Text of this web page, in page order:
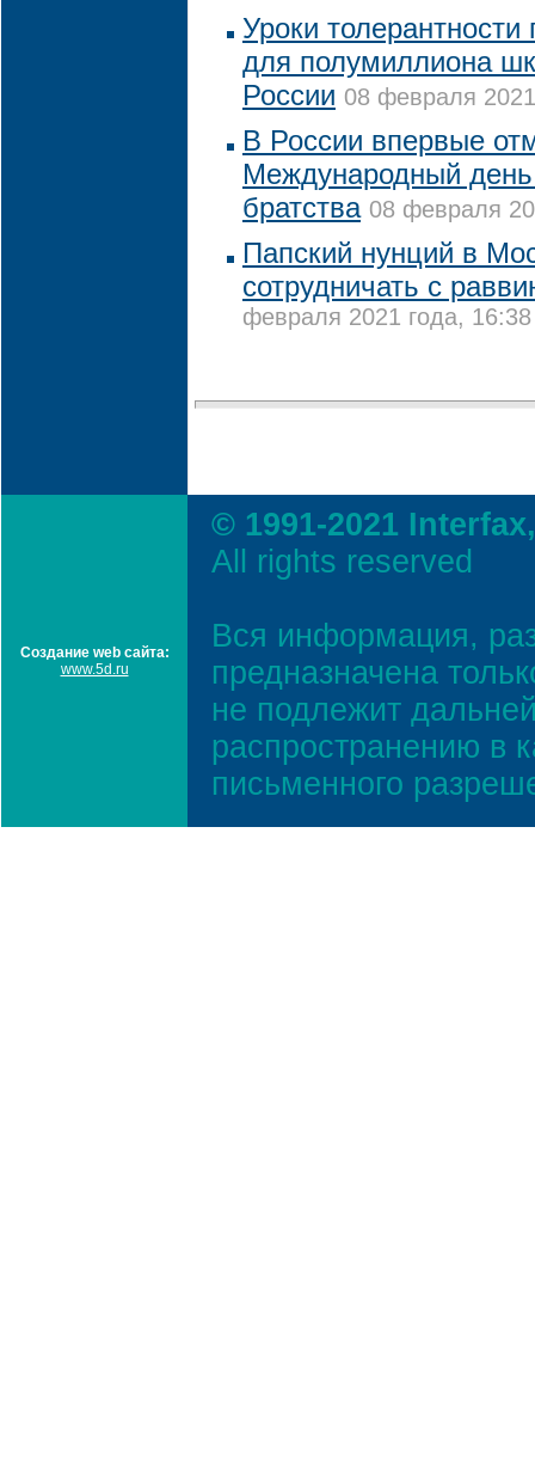
Уроки
для полумиллиона
России 08 февраля
В России впервые
Международный день
братства 08 февраля
Папский нунций в
сотрудничать с
февраля 2021 года, 16:38
Создание web сайта:
www.5d.ru
© 1991-2021
All rights reserved
Вся информация,
предназначена
не подлежит
распространению в
письменного